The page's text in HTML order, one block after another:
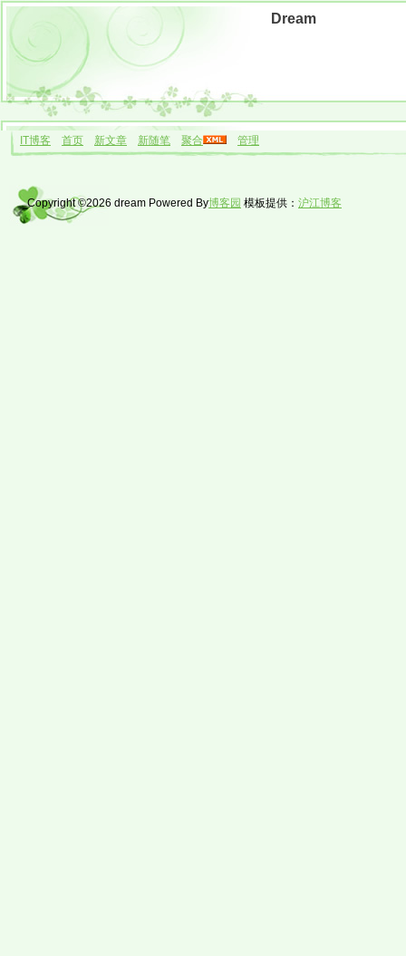
Dream
IT博客 首页 新文章 新随笔 聚合 管理
Copyright ©2026 dream Powered By博客园 模板提供： 沪江博客